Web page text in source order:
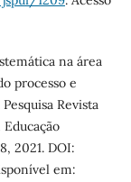
na área
processo e
Revista
2021. DOI:
em: